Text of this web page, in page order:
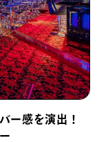
ー感を演出！